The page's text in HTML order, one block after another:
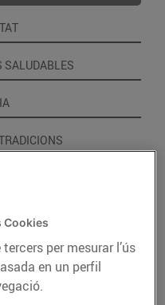
SALUDABLES
Cookies
per mesurar l’ús
en un perfil